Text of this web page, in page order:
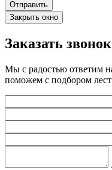
Закрыть окно
Заказать звонок
Мы с радостью ответим
поможем с подбором